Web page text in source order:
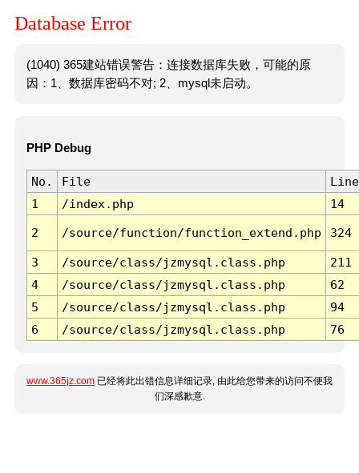
Database Error
(1040) 365建站错误警告：连接数据库失败，可能的原
因：1、数据库密码不对; 2、mysql未启动。
PHP Debug
No. File
Line
1
/index.php 14
2 /source/function/function_extend.php 324
3 /source/class/jzmysql.class.php
211
4
/source/class/jzmysql.class.php
62
5
/source/class/jzmysql.class.php
94
6
/source/class/jzmysql.class.php 76
www.365jz.com 已经将此出错信息详细记录, 由此给您带来的访问不便我
们深感歉意.